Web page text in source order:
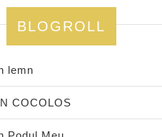
BLOGROLL
lemn
COCOLOS